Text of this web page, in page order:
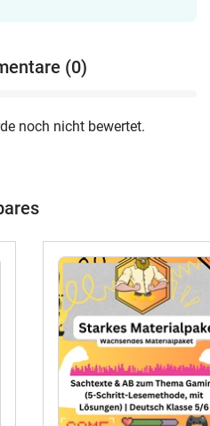
(0)
noch nicht bewertet.